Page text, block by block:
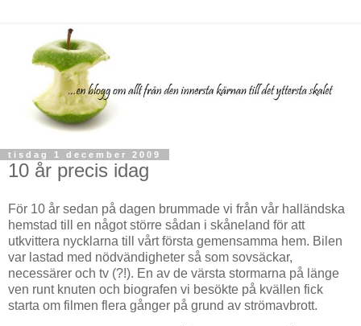
tisdag 1 december 2009
10 år precis idag
För 10 år sedan på dagen brummade vi från vår halländska
hemstad till en något större sådan i skåneland för att
utkvittera nycklarna till vårt första gemensamma hem. Bilen
var lastad med nödvändigheter så som sovsäckar,
necessärer och tv (?!). En av de värsta stormarna på länge
ven runt knuten och biografen vi besökte på kvällen fick
starta om filmen flera gånger på grund av strömavbrott.